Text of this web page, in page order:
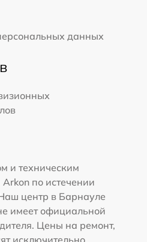
данных
и техническим
по истечении
центр в Барнауле
имеет официальной
Цены на ремонт,